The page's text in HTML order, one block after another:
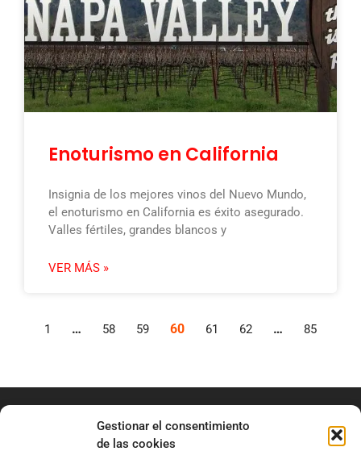
Gestionar el consentimiento
de las cookies
Enoturismo en California
Insignia de los mejores vinos del Nuevo Mundo,
el enoturismo en California es éxito asegurado.
Valles fértiles, grandes blancos y
VER MÁS »
1 … 58 59 60 61 62 … 85